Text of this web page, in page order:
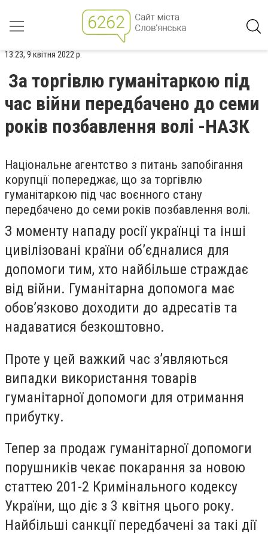
13:23, 9 квітня 2022 р.
За торгівлю гуманітаркою під
час війни передбачено до семи
років позбавлення волі -НАЗК
Національне агентство з питань запобігання
корупції попереджає, що за торгівлю
гуманітаркою під час воєнного стану
передбачено до семи років позбавлення волі.
З моменту нападу росії українці та інші
цивілізовані країни об’єдналися для
допомоги тим, хто найбільше страждає
від війни. Гуманітарна допомога має
обов’язково доходити до адресатів та
надаватися безкоштовно.
Проте у цей важкий час з’являються
випадки використання товарів
гуманітарної допомоги для отримання
прибутку.
Тепер за продаж гуманітарної допомоги
порушників чекає покарання за новою
статтею 201-2 Кримінального кодексу
України, що діє з 3 квітня цього року.
Найбільші санкції передбачені за такі дії